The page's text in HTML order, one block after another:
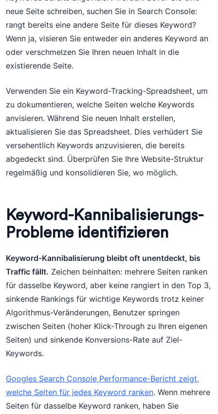
neue Seite schreiben, suchen Sie in Search Console:
rangt bereits eine andere Seite für dieses Keyword?
Wenn ja, visieren Sie entweder ein anderes Keyword an
oder verschmelzen Sie Ihren neuen Inhalt in die
existierende Seite.
Verwenden Sie ein Keyword-Tracking-Spreadsheet, um
zu dokumentieren, welche Seiten welche Keywords
anvisieren. Während Sie neuen Inhalt erstellen,
aktualisieren Sie das Spreadsheet. Dies verhüdert Sie
versehentlich Keywords anzuvisieren, die bereits
abgedeckt sind. Überprüfen Sie Ihre Website-Struktur
regelmäßig und konsolidieren Sie, wo möglich.
Keyword-Kannibalisierungs-
Probleme identifizieren
Keyword-Kannibalisierung bleibt oft unentdeckt, bis
Traffic fällt. Zeichen beinhalten: mehrere Seiten ranken
für dasselbe Keyword, aber keine rangiert in den Top 3,
sinkende Rankings für wichtige Keywords trotz keiner
Algorithmus-Veränderungen, Benutzer springen
zwischen Seiten (hoher Klick-Through zu Ihren eigenen
Seiten) und sinkende Konversions-Rate auf Ziel-
Keywords.
Googles Search Console Performance-Bericht zeigt,
welche Seiten für jedes Keyword ranken. Wenn mehrere
Seiten für dasselbe Keyword ranken, haben Sie